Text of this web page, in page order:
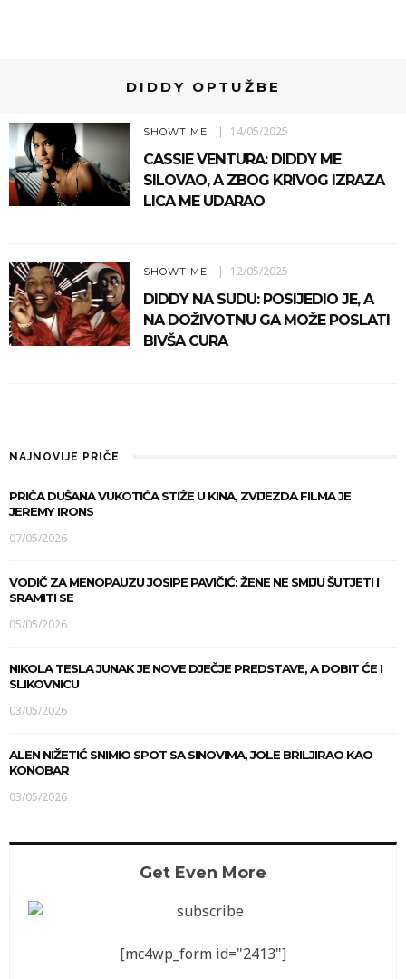
DIDDY OPTUŽBE
SHOWTIME 14/05/2025
CASSIE VENTURA: DIDDY ME
SILOVAO, A ZBOG KRIVOG IZRAZA
LICA ME UDARAO
SHOWTIME 12/05/2025
DIDDY NA SUDU: POSIJEDIO JE, A
NA DOŽIVOTNU GA MOŽE POSLATI
BIVŠA CURA
NAJNOVIJE PRIČE
PRIČA DUŠANA VUKOTIĆA STIŽE U KINA, ZVIJEZDA FILMA JE
JEREMY IRONS
07/05/2026
VODIČ ZA MENOPAUZU JOSIPE PAVIČIĆ: ŽENE NE SMIJU ŠUTJETI I
SRAMITI SE
05/05/2026
NIKOLA TESLA JUNAK JE NOVE DJEČJE PREDSTAVE, A DOBIT ĆE I
SLIKOVNICU
03/05/2026
ALEN NIŽETIĆ SNIMIO SPOT SA SINOVIMA, JOLE BRILJIRAO KAO
KONOBAR
03/05/2026
Get Even More
[mc4wp_form id="2413"]